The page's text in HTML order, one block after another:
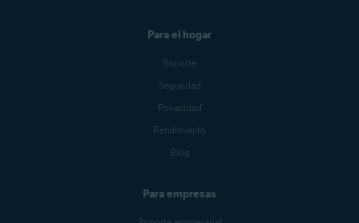
Para el hogar
Soporte
Seguridad
Privacidad
Rendimiento
Blog
Para empresas